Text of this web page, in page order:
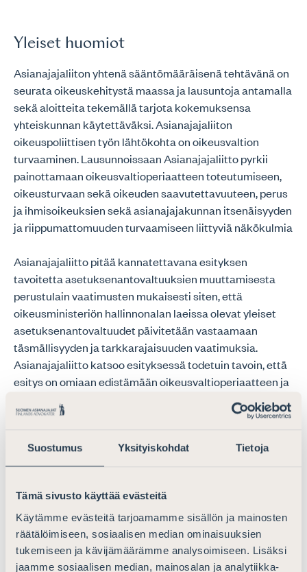
Suostumus Yksityiskohdat Tietoja
Tämä sivusto käyttää evästeitä
Käytämme evästeitä tarjoamamme sisällön ja mainosten
räätälöimiseen, sosiaalisen median ominaisuuksien
tukemiseen ja kävijämäärämme analysoimiseen. Lisäksi
jaamme sosiaalisen median, mainosalan ja analytiikka-
Yleiset huomiot
Asianajajaliiton yhtenä sääntömääräisenä tehtävänä on
seurata oikeuskehitystä maassa ja lausuntoja antamalla
sekä aloitteita tekemällä tarjota kokemuksensa
yhteiskunnan käytettäväksi. Asianajajaliiton
oikeuspoliittisen työn lähtökohta on oikeusvaltion
turvaaminen. Lausunnoissaan Asianajajaliitto pyrkii
painottamaan oikeusvaltioperiaatteen toteutumiseen,
oikeusturvaan sekä oikeuden saavutettavuuteen, perus
ja ihmisoikeuksien sekä asianajajakunnan itsenäisyyden
ja riippumattomuuden turvaamiseen liittyviä näkökulmia
Asianajajaliitto pitää kannatettavana esityksen
tavoitetta asetuksenantovaltuuksien muuttamisesta
perustulain vaatimusten mukaisesti siten, että
oikeusministeriön hallinnonalan laeissa olevat yleiset
asetuksenantovaltuudet päivitetään vastaamaan
täsmällisyyden ja tarkkarajaisuuden vaatimuksia.
Asianajajaliitto katsoo esityksessä todetuin tavoin, että
esitys on omiaan edistämään oikeusvaltioperiaatteen ja
hallinnon lainalaisuuden periaatteen toteutumista.
erinomainen esimerkki niin sanotusta lainsäädännön
huoltotyöstä, jonka toteuttamiseen ministeriöille tulisi
riippumatta.
Asianajajaliitto jakaa esityksessä todetun kannan siitä,
että sellaiset lainsäädännössä olevat yleisvaltuudet,